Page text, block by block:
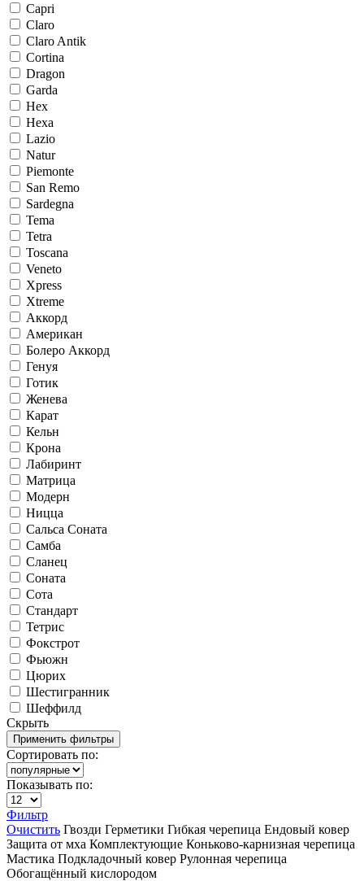
Capri
Claro
Claro Antik
Cortina
Dragon
Garda
Hex
Hexa
Lazio
Natur
Piemonte
San Remo
Sardegna
Tema
Tetra
Toscana
Veneto
Xpress
Xtreme
Аккорд
Американ
Болеро Аккорд
Генуя
Готик
Женева
Карат
Кельн
Крона
Лабиринт
Матрица
Модерн
Ницца
Сальса Соната
Самба
Сланец
Соната
Сота
Стандарт
Тетрис
Фокстрот
Фьюжн
Цюрих
Шестигранник
Шеффилд
Скрыть
Сортировать по:
Показывать по:
Фильтр
Очистить Гвозди Герметики Гибкая черепица Ендовый ковер
Защита от мха Комплектующие Коньково-карнизная черепица
Мастика Подкладочный ковер Рулонная черепица
Обогащённый кислородом